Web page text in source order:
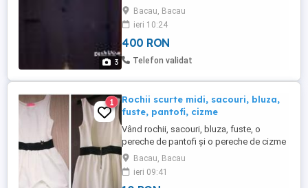
3
camasa sunt in stare foarte buna.
Bacau, Bacau
ieri 10:24
400 RON
Telefon validat
1
Rochii scurte midi, sacouri, bluza,
fuste, pantofi, cizme
Vând rochii, sacouri, bluza, fuste, o
pereche de pantofi și o pereche de cizme
aproape noi pentru dame fete femei: -O
rochie scurta albă, cu căptușeală, fără
mâneci. Mărimea M, marca Lynne, preț 15
Bacau, Bacau
ieri 09:41